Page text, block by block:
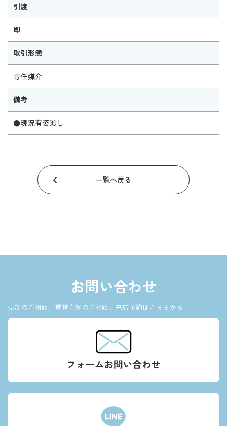
引渡
即
取引形態
専任媒介
備考
●現況有姿渡し
一覧へ戻る
お問い合わせ
売却のご相談、賃貸売買のご相談、来店予約はこちらから